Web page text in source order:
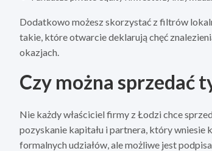
Dodatkowo możesz skorzystać z filtrów
takie, które otwarcie deklarują chęć
okazjach.
Czy można sprzedać
Nie każdy właściciel firmy z Łodzi chce
pozyskanie kapitału i partnera, który wniesie
formalnych udziałów, ale możliwe jest